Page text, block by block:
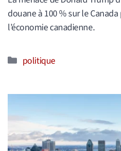
douane à 100 % sur le
l’économie canadienne.
Catégories
politique